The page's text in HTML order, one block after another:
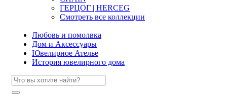
ГЕРЦОГ | HERCEG
Смотреть все коллекции
Любовь и помолвка
Дом и Аксессуары
Ювелирное Ателье
История ювелирного дома